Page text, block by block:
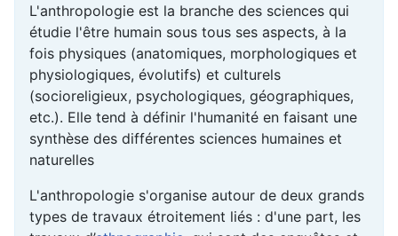
L'anthropologie est la branche des sciences qui
étudie l'être humain sous tous ses aspects, à la
fois physiques (anatomiques, morphologiques et
physiologiques, évolutifs) et culturels
(socioreligieux, psychologiques, géographiques,
etc.). Elle tend à définir l'humanité en faisant une
synthèse des différentes sciences humaines et
naturelles
L'anthropologie s'organise autour de deux grands
types de travaux étroitement liés : d'une part, les